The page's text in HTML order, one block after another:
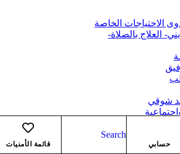
حسابي
Search
قائمة الأمنيات
الاحتياجات الخاصة
العلاج بالصلاة-
شوقي